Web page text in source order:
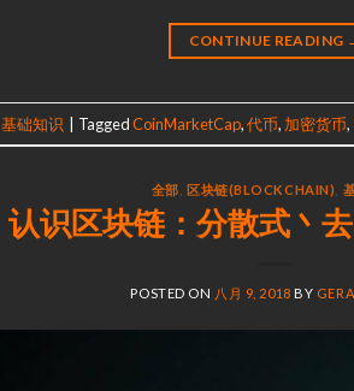
CONTINUE READING
基础知识 | TaggedCoinMarketCap,代币, 加密货币,
全部 区块链(BLOCKCHAIN)
认识区块链：分散式丶
POSTED ON 八月 9, 2018 BY